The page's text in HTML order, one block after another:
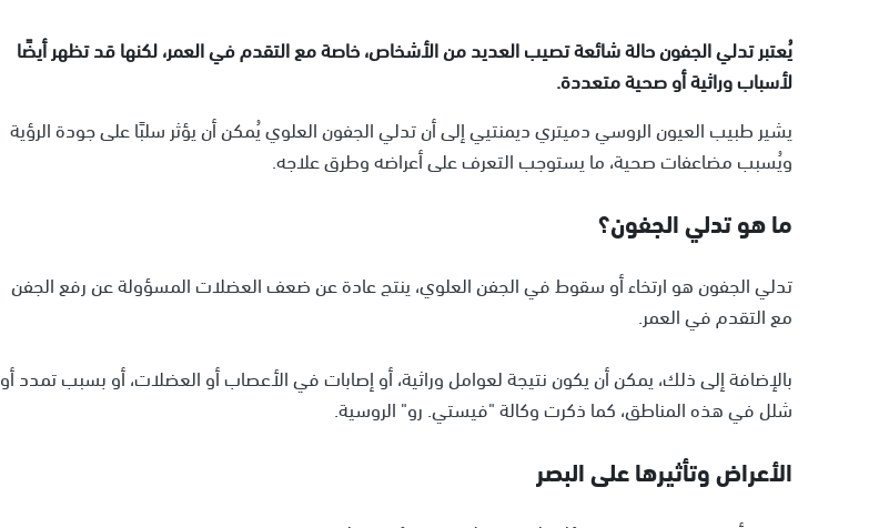
يُعتبر تدلي الجفون حالة شائعة تصيب العديد من الأشخاص، خاصة مع التقدم في العمر، لكنها قد تظهر أيضًا
لأسباب وراثية أو صحية متعددة.
يشير طبيب العيون الروسي دميتري ديمنتيي إلى أن تدلي الجفون العلوي يُمكن أن يؤثر سلبًا على جودة الرؤية
ويُسبب مضاعفات صحية، ما يستوجب التعرف على أعراضه وطرق علاجه.
ما هو تدلي الجفون؟
تدلي الجفون هو ارتخاء أو سقوط في الجفن العلوي، ينتج عادة عن ضعف العضلات المسؤولة عن رفع الجفن
مع التقدم في العمر.
بالإضافة إلى ذلك، يمكن أن يكون نتيجة لعوامل وراثية، أو إصابات في الأعصاب أو العضلات، أو بسبب تمدد أو
شلل في هذه المناطق، كما ذكرت وكالة "فيستي. رو" الروسية.
الأعراض وتأثيرها على البصر